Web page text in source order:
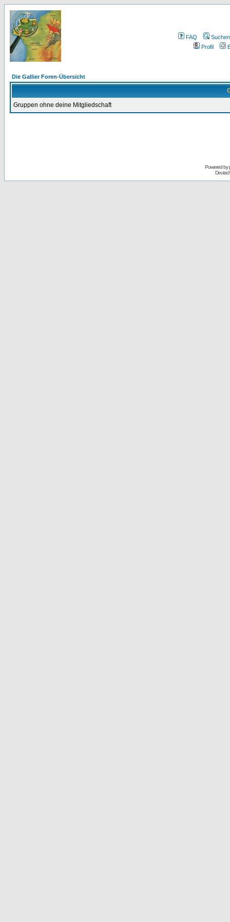
FAQ
Suchen
Profil
Die Gallier Foren-Übersicht
Gruppen ohne deine Mitgliedschaft
Powered by